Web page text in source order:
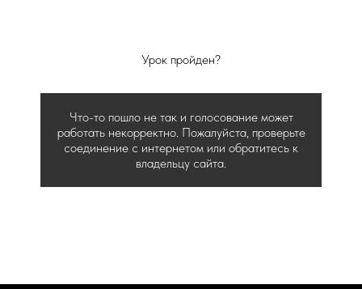
Урок пройден?
Что-то пошло не так и голосование может
работать некорректно. Пожалуйста, проверьте
соединение с интернетом или обратитесь к
владельцу сайта.